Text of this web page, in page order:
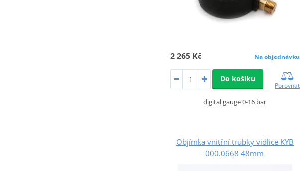
2 265 Kč Na objednávku
Do košíku
Porovnat
digital gauge 0-16 bar
Objímka vnitřní trubky vidlice KYB
000.0668 48mm